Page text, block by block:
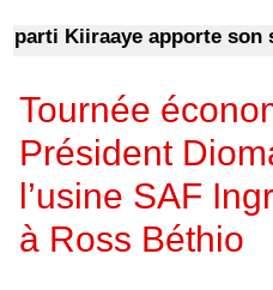
Kiiraaye apporte son
Tournée
Président
l’usine SAF
à Ross Béthio